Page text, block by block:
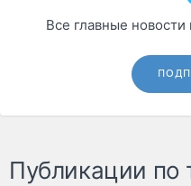
Все главные
Публикации по